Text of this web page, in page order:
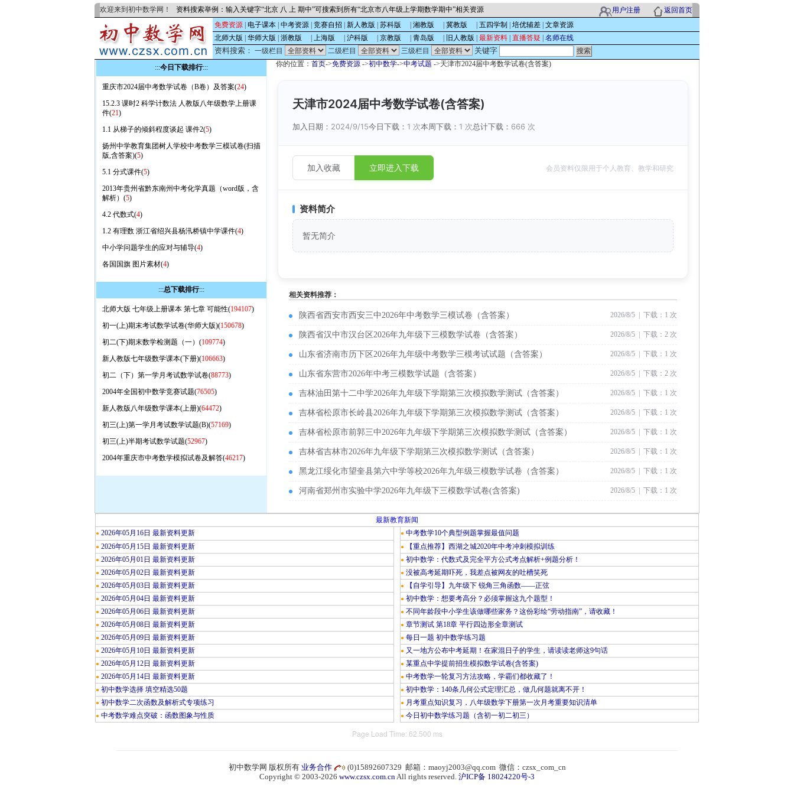
欢迎来到初中数学网！ 资料搜索举例：输入关键字“北京 八 上 期中”可搜索到所有“北京市八年级上学期数学期中”相关资源 用户注册
返回首页
免费资源 电子课本 中考资源 竞赛自招 新人教版 苏科版 湘教版 冀教版 五四学制 培优辅差 文章资源
北师大版
华师大版 浙教版 上海版 沪科版 京教版 青岛版 旧人教版 最新资料 直播答疑 名师在线
资料搜索： 一级栏目 二级栏目 三级栏目 关键字
:::今日下载排行:::
重庆市2024届中考数学试卷（B卷）及答案(24)
15.2.3 课时2 科学计数法 人教版八年级数学上册课
件(21)
1.1 从梯子的倾斜程度谈起 课件2(5)
扬州中学教育集团树人学校中考数学三模试卷(扫描
版,含答案)(5)
5.1 分式课件(5)
2013年贵州省黔东南州中考化学真题（word版，含
解析）(5)
4.2 代数式(4)
1.2 有理数 浙江省绍兴县杨汛桥镇中学课件(4)
中小学问题学生的应对与辅导(4)
各国国旗 图片素材(4)
:::总下载排行:::
北师大版 七年级上册课本 第七章 可能性(194107)
初一(上)期末考试数学试卷(华师大版)(150678)
初二(下)期末数学检测题（一）(109774)
新人教版七年级数学课本(下册)(106663)
初二（下）第一学月考试数学试卷(88773)
2004年全国初中数学竞赛试题(76505)
新人教版八年级数学课本(上册)(64472)
初三(上)第一学月考试数学试题(B)(57169)
初三(上)半期考试数学试题(52967)
2004年重庆市中考数学模拟试卷及解答(46217)
你的位置： 首页->免费资源 ->初中数学->中考试题 ->天津市2024届中考数学试卷(含答案)
天津市2024届中考数学试卷(含答案)
加入日期： 2024/9/15今日下载： 1 次本周下载： 1 次总计下载： 666 次
加入收藏 立即进入下载 会员资料仅限用于个人教育、教学和研究
资料简介
暂无简介
相关资料推荐：
陕西省西安市西安三中2026年中考数学三模试卷（含答案） 2026/8/5 | 下载：1 次
陕西省汉中市汉台区2026年九年级下三模数学试卷（含答案） 2026/8/5 | 下载：2 次
山东省济南市历下区2026年九年级中考数学三模考试试题（含答案） 2026/8/5 | 下载：1 次
山东省东营市2026年中考三模数学试题（含答案） 2026/8/5 | 下载：2 次
吉林油田第十二中学2026年九年级下学期第三次模拟数学测试（含答案） 2026/8/5 | 下载：1 次
吉林省松原市长岭县2026年九年级下学期第三次模拟数学测试（含答案） 2026/8/5 | 下载：1 次
吉林省松原市前郭三中2026年九年级下学期第三次模拟数学测试（含答案） 2026/8/5 | 下载：1 次
吉林省吉林市2026年九年级下学期第三次模拟数学测试（含答案） 2026/8/5 | 下载：1 次
黑龙江绥化市望奎县第六中学等校2026年九年级三模数学试卷（含答案） 2026/8/5 | 下载：1 次
河南省郑州市实验中学2026年九年级下三模数学试卷(含答案) 2026/8/5 | 下载：1 次
最新教育新闻
● 2026年05月16日 最新资料更新
● 2026年05月15日 最新资料更新
● 2026年05月01日 最新资料更新
● 2026年05月02日 最新资料更新
● 2026年05月03日 最新资料更新
● 2026年05月04日 最新资料更新
● 2026年05月06日 最新资料更新
● 2026年05月08日 最新资料更新
● 2026年05月09日 最新资料更新
● 2026年05月10日 最新资料更新
● 2026年05月12日 最新资料更新
● 2026年05月14日 最新资料更新
● 初中数学选择 填空精选50题
● 初中数学二次函数及解析式专项练习
● 中考数学难点突破：函数图象与性质
● 中考数学10个典型例题掌握最值问题
● 【重点推荐】西湖之城2020年中考冲刺模拟训练
● 初中数学：代数式及完全平方公式考点解析+例题分析！
● 没被高考延期吓死，我差点被网友的吐槽笑死
● 【自学引导】九年级下 锐角三角函数——正弦
● 初中数学：想要考高分？必须掌握这九个题型！
● 不同年龄段中小学生该做哪些家务？这份彩绘“劳动指南”，请收藏！
● 章节测试 第18章 平行四边形全章测试
● 每日一题 初中数学练习题
● 又一地方公布中考延期！在家混日子的学生，请读读老师这9句话
● 某重点中学提前招生模拟数学试卷(含答案)
● 中考数学一轮复习方法攻略，学霸们都收藏了！
● 初中数学：140条几何公式定理汇总，做几何题就离不开！
● 月考重点知识复习，八年级数学下册第一次月考重要知识清单
● 今日初中数学练习题（含初一初二初三）
Page Load Time: 62.500 ms
初中数学网 版权所有 业务合作
(0)15892607329 邮箱：maoyj2003@qq.com 微信：czsx_com_cn
Copyright © 2003-2026 www.czsx.com.cnAll rights reserved. 沪ICP备 18024220号-3